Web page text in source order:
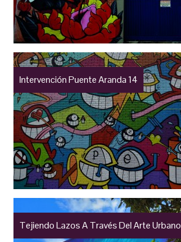
Intervención Puente Aranda 14
Tejiendo Lazos A Través Del Arte Urbano